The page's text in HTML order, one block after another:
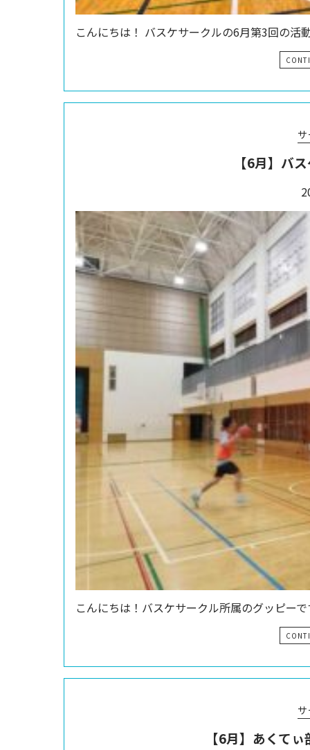
こんにちは！ バスケサークルの6月第3回の活
【6月】バ
こんにちは！バスケサークル所属のグッピー
【6月】あくて